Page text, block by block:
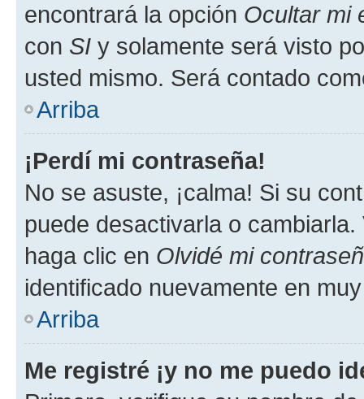
encontrará la opción Ocultar mi
con SI y solamente será visto
usted mismo. Será contado
Arriba
¡Perdí mi contraseña!
No se asuste, ¡calma! Si su
puede desactivarla o
haga clic en Olvidé mi
identificado nuevamente en
Arriba
Me registré ¡y no me puedo